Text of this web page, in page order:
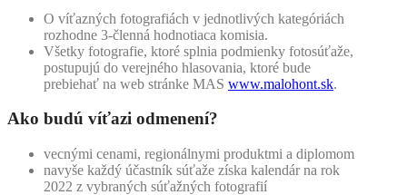
O víťazných fotografiách v jednotlivých kategóriách
rozhodne 3-členná hodnotiaca komisia.
Všetky fotografie, ktoré splnia podmienky fotosúťaže,
postupujú do verejného hlasovania, ktoré bude
prebiehať na web stránke MAS www.malohont.sk.
Ako budú víťazi odmenení?
vecnými cenami, regionálnymi produktmi a diplomom
navyše každý účastník súťaže získa kalendár na rok
2022 z vybraných súťažných fotografií